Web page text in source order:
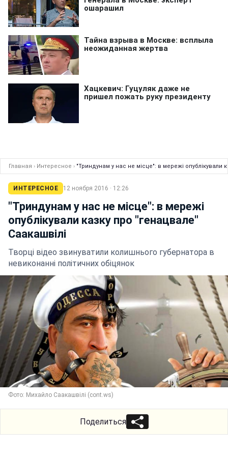
Главная › Интересное › "Триндунам у нас не місце": в мережі опублікували
ИНТЕРЕСНОЕ 12 ноября 2016 · 12:26
"Триндунам у нас не місце": в мережі
опублікували казку про "генацвале"
Саакашвілі
Творці відео звинуватили колишнього губернатора в
невиконанні політичних обіцянок
Фото: Михайло Саакашвілі (cont.ws)
Поделиться